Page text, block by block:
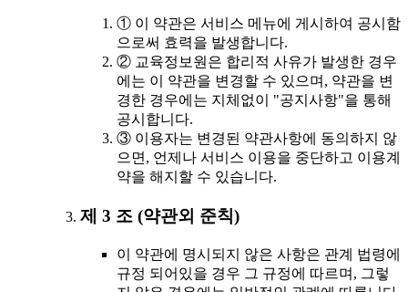
① 이 약관은 서비스 메뉴에 게시하여 공시함
으로써 효력을 발생합니다.
② 교육정보원은 합리적 사유가 발생한 경우
에는 이 약관을 변경할 수 있으며, 약관을 변
경한 경우에는 지체없이 "공지사항"을 통해
공시합니다.
③ 이용자는 변경된 약관사항에 동의하지 않
으면, 언제나 서비스 이용을 중단하고 이용계
약을 해지할 수 있습니다.
제 3 조 (약관외 준칙)
이 약관에 명시되지 않은 사항은 관계 법령에
규정 되어있을 경우 그 규정에 따르며, 그렇